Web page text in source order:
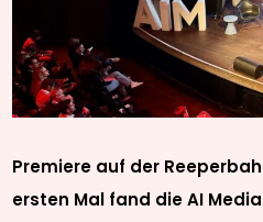
Premiere auf der
ersten Mal fand die AI